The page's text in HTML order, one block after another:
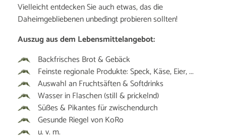
Vielleicht entdecken Sie auch etwas, das die
Daheimgebliebenen unbedingt probieren sollten!
Auszug aus dem Lebensmittelangebot:
Backfrisches Brot & Gebäck
Feinste regionale Produkte: Speck, Käse, Eier, ...
Auswahl an Fruchtsäften & Softdrinks
Wasser in Flaschen (still & prickelnd)
Süßes & Pikantes für zwischendurch
Gesunde Riegel von KoRo
u. v. m.